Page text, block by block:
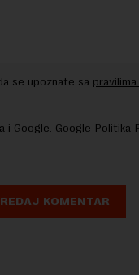
se upoznate sa
i Google. Google Politika